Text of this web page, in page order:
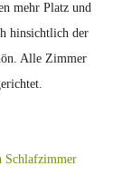
mehr Platz und
hinsichtlich der
Alle Zimmer
Schlafzimmer